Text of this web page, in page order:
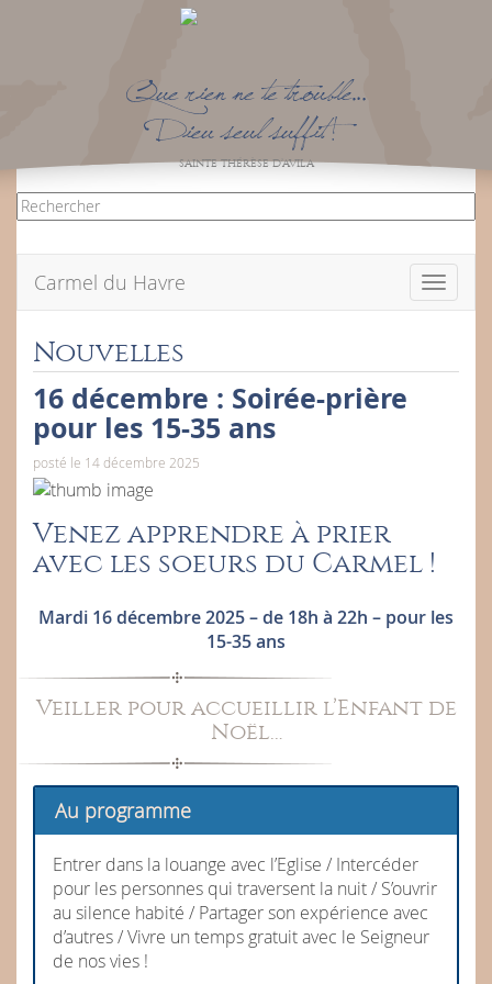
Que rien ne te trouble…
Dieu seul suffit !
SAINTE THÉRÈSE D’AVILA
Toggle
Carmel du Havre
Nouvelles
16 décembre : Soirée-prière
pour les 15-35 ans
posté le 14 décembre 2025
Venez apprendre à prier
avec les soeurs du Carmel !
Mardi 16 décembre 2025 – de 18h à 22h – pour les
15-35 ans
Veiller pour accueillir l’Enfant de
Noël…
Au programme
Entrer dans la louange avec l’Eglise / Intercéder
pour les personnes qui traversent la nuit / S’ouvrir
au silence habité / Partager son expérience avec
d’autres / Vivre un temps gratuit avec le Seigneur
de nos vies !